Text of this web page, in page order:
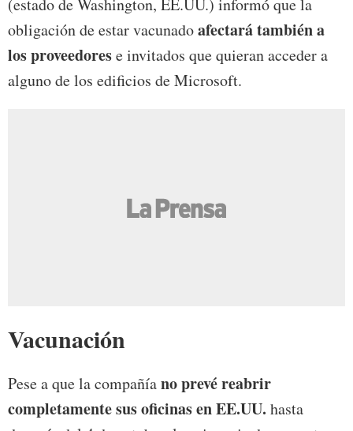
(estado de Washington, EE.UU.) informó que la
obligación de estar vacunadoafectará también a
los proveedorese invitados que quieran acceder a
alguno de los edificios de Microsoft.
Vacunación
Pese a que la compañíano prevé reabrir
completamente sus oficinas en EE.UU. hasta